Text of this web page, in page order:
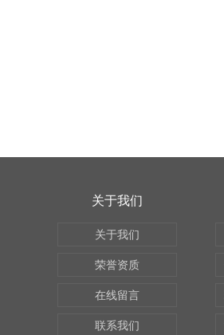
关于我们
关于我们
荣誉资质
在线留言
联系我们